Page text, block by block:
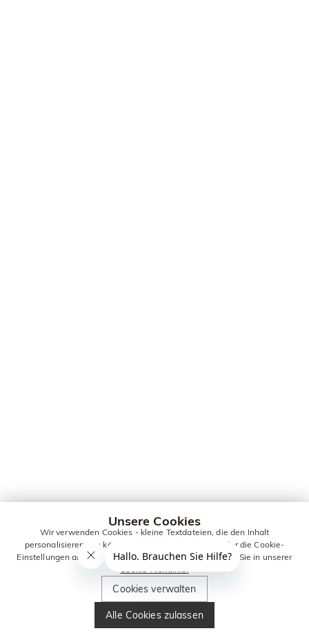
Unsere Cookies
Wir verwenden Cookies - kleine Textdateien, die den Inhalt
personalisieren. Sie können alle Cookies zulassen oder die Cookie-
Einstellungen anpassen. Weitere Informationen erhalten Sie in unserer
Cookie-Richtlinie.
Cookies verwalten
Alle Cookies zulassen